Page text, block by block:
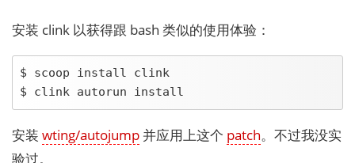
安装 clink 以获得跟 bash 类似的使用体验：
$ scoop install clink
$ clink autorun install
安装 wting/autojump 并应用上这个 patch。不过我没实
验过。